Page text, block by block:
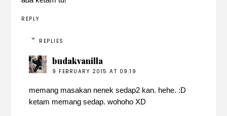
REPLY
REPLIES
budakvanilla
9 FEBRUARY 2015 AT 09:19
memang masakan nenek sedap2 kan. hehe. :D
ketam memang sedap. wohoho XD